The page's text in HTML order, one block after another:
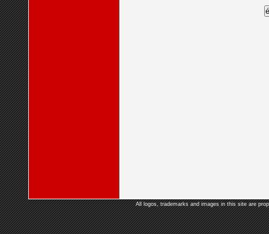
All logos, trademarks and images in this site are